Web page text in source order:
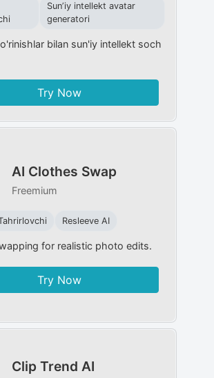
Sunʼiy intellekt avatar
generatori
bilan sun'iy intellekt soch
Try Now
AI Clothes Swap
Freemium
Resleeve AI
for realistic photo edits.
Try Now
Clip Trend AI